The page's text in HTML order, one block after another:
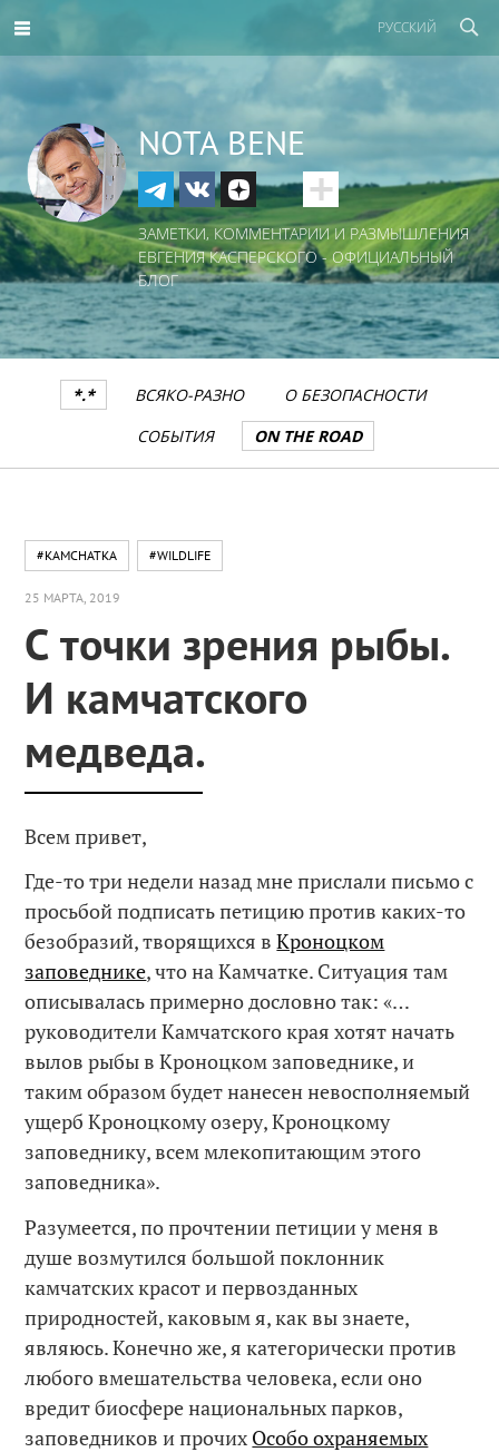
РУССКИЙ
NOTA BENE
ЗАМЕТКИ, КОММЕНТАРИИ И РАЗМЫШЛЕНИЯ
ЕВГЕНИЯ КАСПЕРСКОГО - ОФИЦИАЛЬНЫЙ
БЛОГ
*.* ВСЯКО-РАЗНО
О БЕЗОПАСНОСТИ
СОБЫТИЯ
ON THE ROAD
#KAMCHATKA #WILDLIFE
25 МАРТА, 2019
С точки зрения рыбы.
И камчатского
медведа.
Всем привет,
Где-то три недели назад мне прислали письмо с
просьбой подписать петицию против каких-то
безобразий, творящихся вКроноцком
заповеднике, что на Камчатке. Ситуация там
описывалась примерно дословно так: «…
руководители Камчатского края хотят начать
вылов рыбы в Кроноцком заповеднике, и
таким образом будет нанесен невосполняемый
ущерб Кроноцкому озеру, Кроноцкому
заповеднику, всем млекопитающим этого
заповедника».
Разумеется, по прочтении петиции у меня в
душе возмутился большой поклонник
камчатских красот и первозданных
природностей, каковым я, как вы знаете,
являюсь. Конечно же, я категорически против
любого вмешательства человека, если оно
вредит биосфере национальных парков,
заповедников и прочих Особо охраняемых